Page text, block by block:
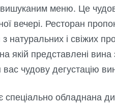
меню. Це
вечері. Ресторан
з натуральних і свіжих
представлені вина з
чудову дегустацію
обладнана